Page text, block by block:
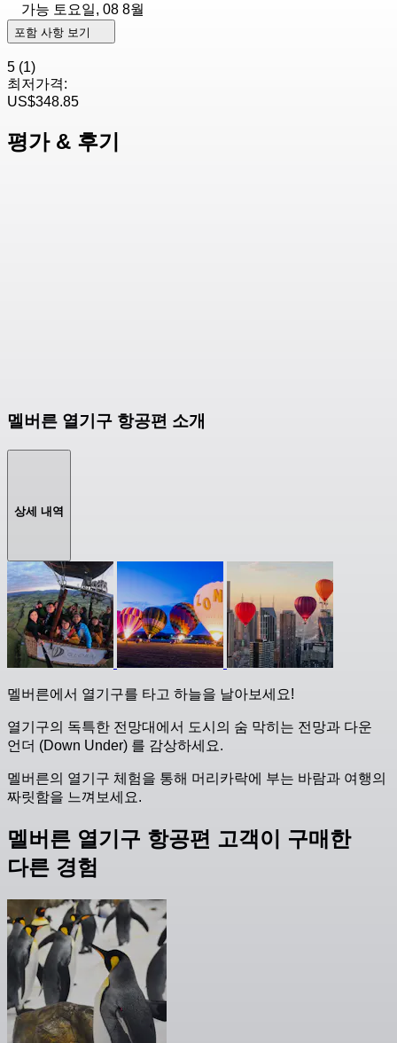
가능 토요일, 08 8월
포함 사항 보기
5 (1)
최저가격:
US$348.85
평가 & 후기
멜버른 열기구 항공편 소개
상세 내역
멜버른에서 열기구를 타고 하늘을 날아보세요!
열기구의 독특한 전망대에서 도시의 숨 막히는 전망과 다운
언더 (Down Under) 를 감상하세요.
멜버른의 열기구 체험을 통해 머리카락에 부는 바람과 여행의
짜릿함을 느껴보세요.
멜버른 열기구 항공편 고객이 구매한
다른 경험